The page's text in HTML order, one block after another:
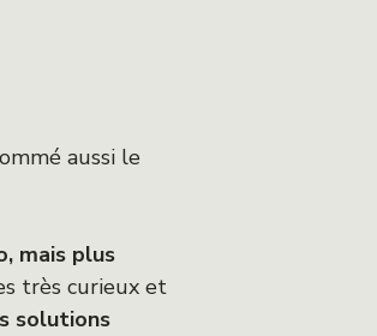
aussi le
mais plus
très curieux et
solutions